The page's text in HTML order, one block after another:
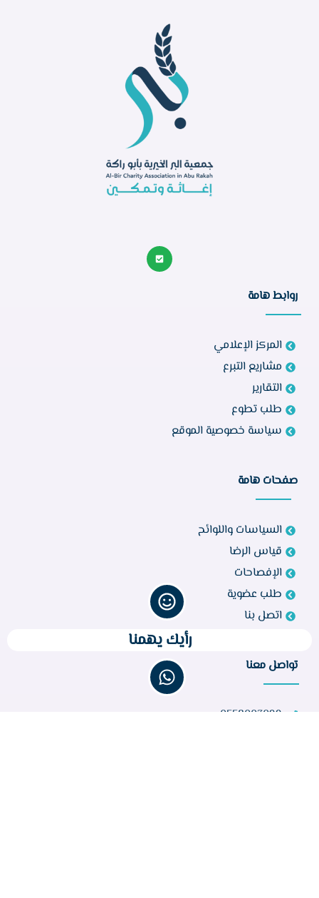
روابط هامة
المركز الإعلامي
مشاريع التبرع
التقارير
طلب تطوع
سياسة خصوصية الموقع
صفحات هامة
السياسات واللوائح
قياس الرضا
الإفصاحات
طلب عضوية
اتصل بنا
تواصل معنا
0558003099
رأيك يهمنا